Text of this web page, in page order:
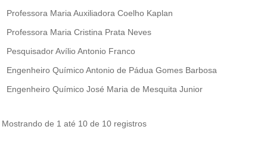
Professora Maria Auxiliadora Coelho Kaplan
Professora Maria Cristina Prata Neves
Pesquisador Avílio Antonio Franco
Engenheiro Químico Antonio de Pádua Gomes Barbosa
Engenheiro Químico José Maria de Mesquita Junior
Mostrando de 1 até 10 de 10 registros